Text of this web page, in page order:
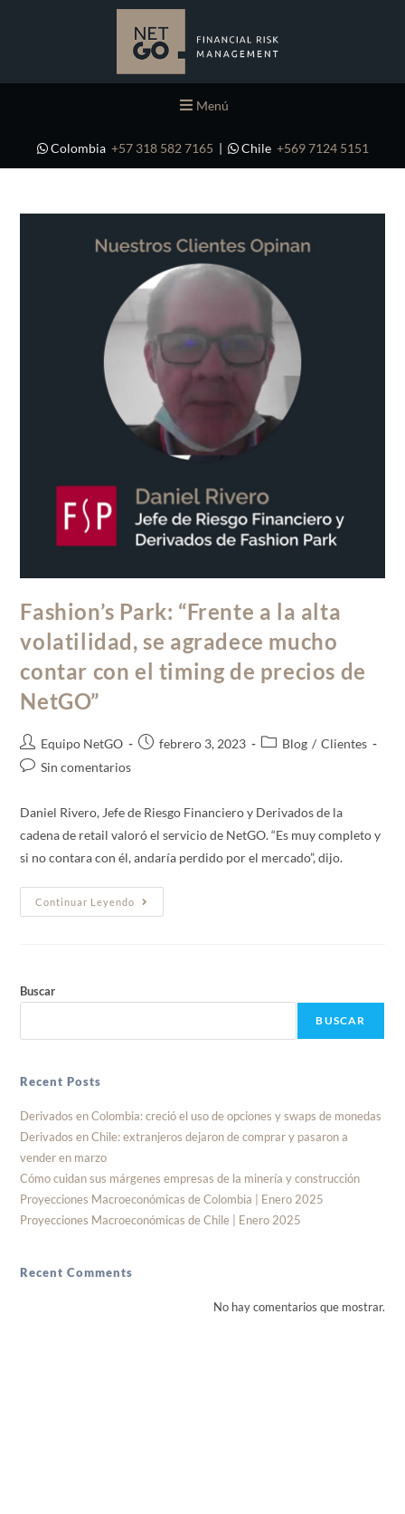
Menú
Colombia +57 318 582 7165 | Chile +569 7124 5151
Fashion’s Park: “Frente a la alta
volatilidad, se agradece mucho
contar con el timing de precios de
NetGO”
Equipo NetGO febrero 3, 2023 Blog / Clientes
Sin comentarios
Daniel Rivero, Jefe de Riesgo Financiero y Derivados de la
cadena de retail valoró el servicio de NetGO. “Es muy completo y
si no contara con él, andaría perdido por el mercado”, dijo.
Continuar Leyendo
Buscar
BUSCAR
Recent Posts
Derivados en Colombia: creció el uso de opciones y swaps de monedas
Derivados en Chile: extranjeros dejaron de comprar y pasaron a
vender en marzo
Cómo cuidan sus márgenes empresas de la minería y construcción
Proyecciones Macroeconómicas de Colombia | Enero 2025
Proyecciones Macroeconómicas de Chile | Enero 2025
Recent Comments
No hay comentarios que mostrar.